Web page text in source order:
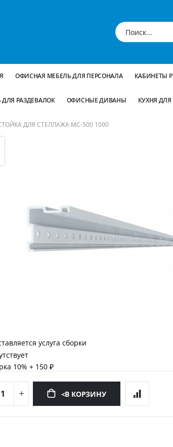
ОФИСНАЯ МЕБЕЛЬ ДЛЯ ПЕРСОНАЛА КАБИНЕТЫ
ДЛЯ РАЗДЕВАЛОК ОФИСНЫЕ ДИВАНЫ КУХНЯ
ДЛЯ СТЕЛЛАЖА МС-500 1000
услуга сборки
10%+ 150 ₽
<В КОРЗИНУ